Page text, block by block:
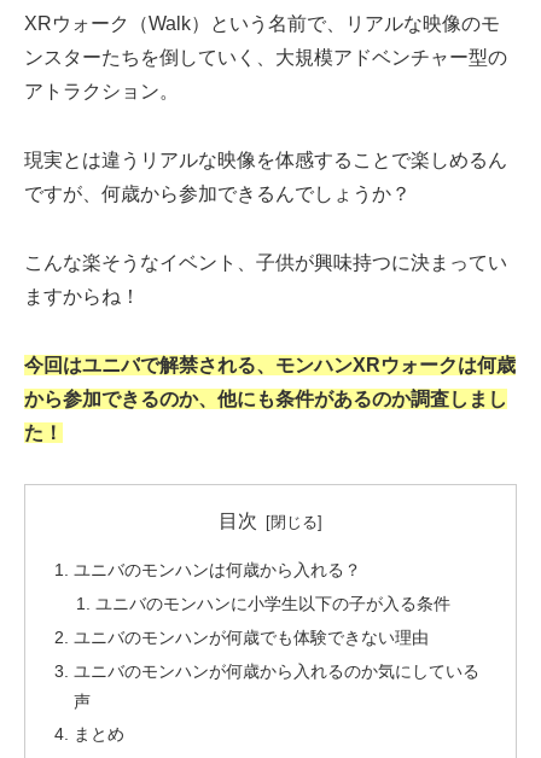
XRウォーク（Walk）という名前で、リアルな映像のモ
ンスターたちを倒していく、大規模アドベンチャー型の
アトラクション。
現実とは違うリアルな映像を体感することで楽しめるん
ですが、何歳から参加できるんでしょうか？
こんな楽そうなイベント、子供が興味持つに決まってい
ますからね！
今回はユニバで解禁される、モンハンXRウォークは何歳
から参加できるのか、他にも条件があるのか調査しまし
た！
目次
ユニバのモンハンは何歳から入れる？
ユニバのモンハンに小学生以下の子が入る条件
ユニバのモンハンが何歳でも体験できない理由
ユニバのモンハンが何歳から入れるのか気にしている
声
まとめ